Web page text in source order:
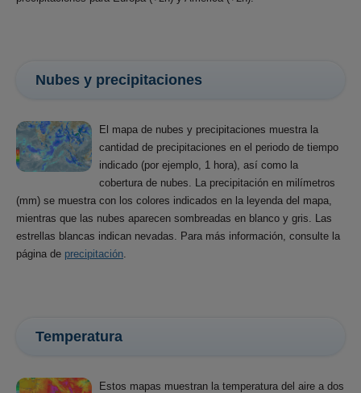
Nubes y precipitaciones
El mapa de nubes y precipitaciones muestra la
cantidad de precipitaciones en el periodo de tiempo
indicado (por ejemplo, 1 hora), así como la
cobertura de nubes. La precipitación en milímetros
(mm) se muestra con los colores indicados en la leyenda del mapa,
mientras que las nubes aparecen sombreadas en blanco y gris. Las
estrellas blancas indican nevadas. Para más información, consulte la
página de precipitación.
Temperatura
Estos mapas muestran la temperatura del aire a dos